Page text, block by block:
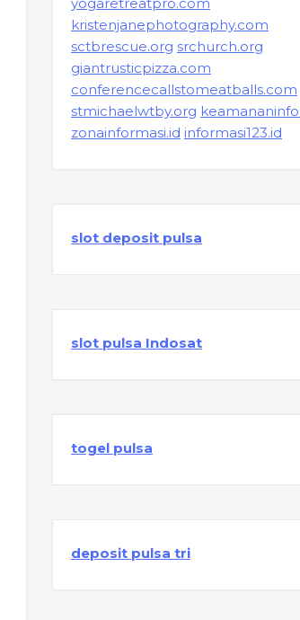
kristenjanephotography.com
sctbrescue.org srchurch.org
giantrusticpizza.com
conferencecallstomeatballs.com
stmichaelwtby.org
zonainformasi.id informasi123.id
slot deposit pulsa
slot pulsa Indosat
togel pulsa
deposit pulsa tri